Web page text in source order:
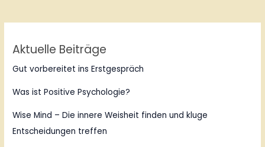
Aktuelle Beiträge
Gut vorbereitet ins Erstgespräch
Was ist Positive Psychologie?
Wise Mind – Die innere Weisheit finden und kluge
Entscheidungen treffen